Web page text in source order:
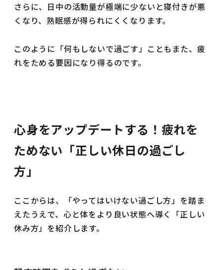
さらに、日中の活動量が極端に少ないと寝付きが悪
くなり、熟眠感が得られにくくなります。
このように「何もしないで過ごす」こともまた、疲
れをためる要因になり得るのです。
心身をアップデートする！疲れを
ためない「正しい休日の過ごし
方」
ここからは、「やってはいけない過ごし方」を踏ま
えたうえで、心と体をより良い状態へ導く「正しい
休み方」を紹介します。